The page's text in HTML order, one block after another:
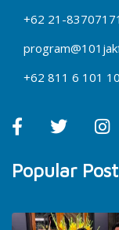
+62 21-83707171
+62 811 6 101
Popular Post